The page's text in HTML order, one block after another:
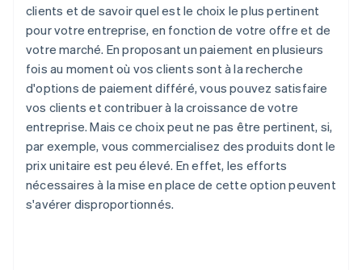
clients et de savoir quel est le choix le plus pertinent
pour votre entreprise, en fonction de votre offre et de
votre marché. En proposant un paiement en plusieurs
fois au moment où vos clients sont à la recherche
d'options de paiement différé, vous pouvez satisfaire
vos clients et contribuer à la croissance de votre
entreprise. Mais ce choix peut ne pas être pertinent, si,
par exemple, vous commercialisez des produits dont le
prix unitaire est peu élevé. En effet, les efforts
nécessaires à la mise en place de cette option peuvent
s'avérer disproportionnés.